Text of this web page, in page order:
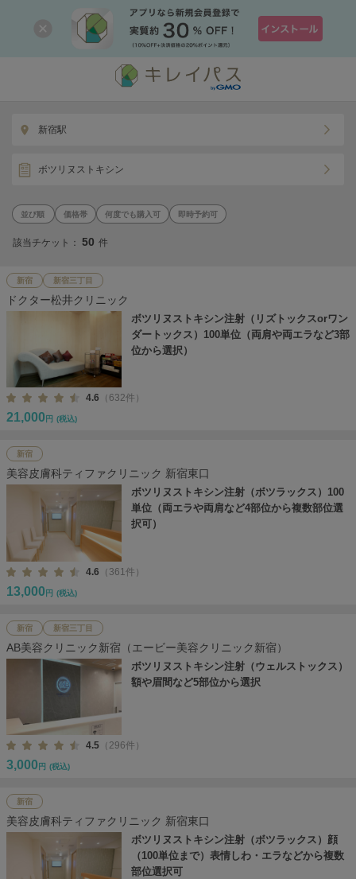
新宿駅
ボツリヌストキシン
価格帯 何度でも購入可 即時予約可
該当チケット： 50 件
新宿 新宿三丁目
ドクター松井クリニック
ボツリヌストキシン注射（リズトックスorワン
ダートックス）100単位（両肩や両エラなど3部
位から選択）
4.6 （632件）
21,000 円 (税込)
新宿
美容皮膚科ティファクリニック 新宿東口
ボツリヌストキシン注射（ボツラックス）100
単位（両エラや両肩など4部位から複数部位選
択可）
4.6 （361件）
13,000 円 (税込)
新宿 新宿三丁目
AB美容クリニック新宿（エービー美容クリニック新宿）
ボツリヌストキシン注射（ウェルストックス）
額や眉間など5部位から選択
4.5 （296件）
3,000 円 (税込)
新宿
美容皮膚科ティファクリニック 新宿東口
ボツリヌストキシン注射（ボツラックス）顔
（100単位まで）表情しわ・エラなどから複数
部位選択可